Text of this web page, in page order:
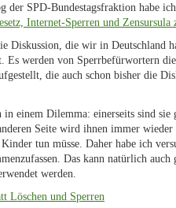
der SPD-Bundestagsfraktion habe
Internet-Sperren und Zensursula
Diskussion, die wir in Deutschland
Es werden von Sperrbefürwortern
die auch schon bisher die
einem Dilemma: einerseits sind sie
Seite wird ihnen immer wieder
tun müsse. Daher habe ich
Das kann natürlich auch
werden.
Löschen und Sperren